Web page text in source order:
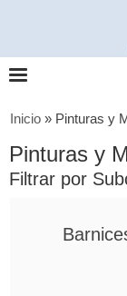
Inicio » Pinturas y
Pinturas y
Filtrar por